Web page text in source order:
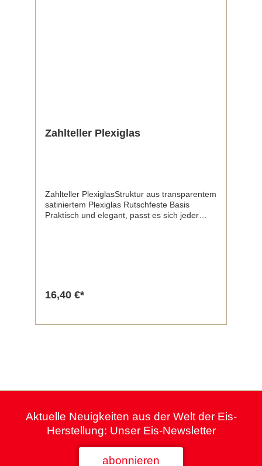
Zahlteller Plexiglas
Zahlteller PlexiglasStruktur aus transparentem
satiniertem Plexiglas Rutschfeste Basis
Praktisch und elegant, passt es sich jeder
16,40 €*
Aktuelle Neuigkeiten aus der Welt der Eis-
Herstellung: Unser Eis-Newsletter
abonnieren